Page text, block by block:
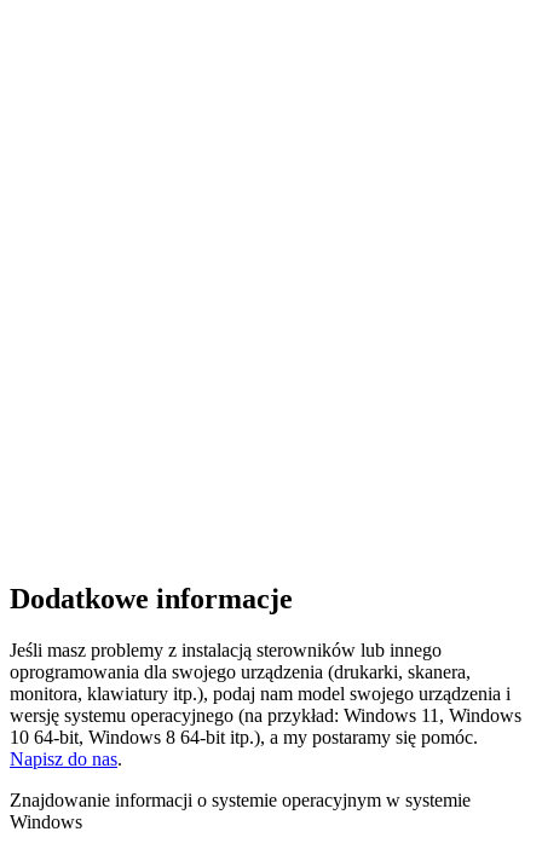
Dodatkowe informacje
Jeśli masz problemy z instalacją sterowników lub innego
oprogramowania dla swojego urządzenia (drukarki, skanera,
monitora, klawiatury itp.), podaj nam model swojego urządzenia i
wersję systemu operacyjnego (na przykład: Windows 11, Windows
10 64-bit, Windows 8 64-bit itp.), a my postaramy się pomóc.
Napisz do nas.
Znajdowanie informacji o systemie operacyjnym w systemie
Windows